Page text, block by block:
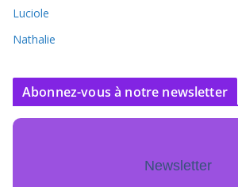
Luciole
Nathalie
Abonnez-vous à notre newsletter
Newsletter